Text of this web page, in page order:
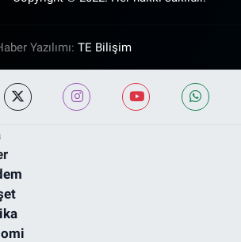
Yazılımı: TE Bilişim